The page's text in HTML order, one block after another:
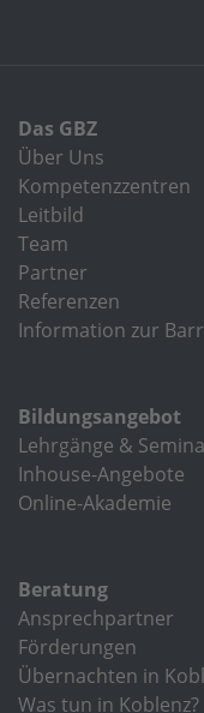
Das GBZ
Über Uns
Kompetenzzentren
Leitbild
Team
Partner
Referenzen
Information zur
Bildungsangebot
Lehrgänge &
Inhouse-Angebote
Online-Akademie
Beratung
Ansprechpartner
Förderungen
Übernachten in
Was tun in Koblenz?